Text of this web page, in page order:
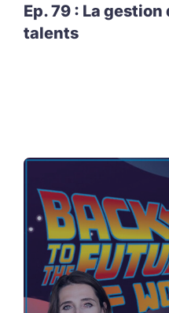
Ep. 79 : La gestion
talents